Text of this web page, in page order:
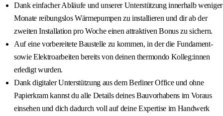
Dank einfacher Abläufe und unserer Unterstützung innerhalb weniger
Monate reibungslos Wärmepumpen zu installieren und dir ab der
zweiten Installation pro Woche einen attraktiven Bonus zu sichern.
Auf eine vorbereitete Baustelle zu kommen, in der die Fundament-
sowie Elektroarbeiten bereits von deinen thermondo Kolleg:innen
erledigt wurden.
Dank digitaler Unterstützung aus dem Berliner Office und ohne
Papierkram kannst du alle Details deines Bauvorhabens im Voraus
einsehen und dich dadurch voll auf deine Expertise im Handwerk